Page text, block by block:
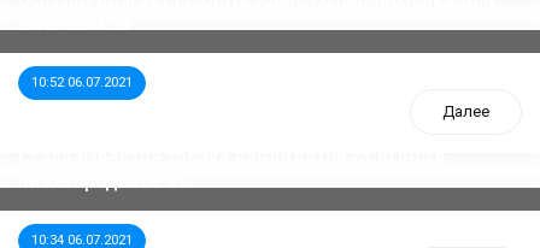
10:52 06.07.2021
Далее
10:34 06.07.2021